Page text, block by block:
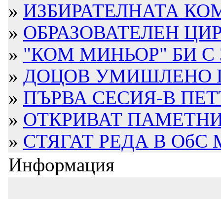
» ИЗБИРАТЕЛНАТА
» ОБРАЗОВАТЕЛЕН
» "КОМ МИНЬОР" БИ С
» ДОЦОВ УМИШЛЕНО
» ПЪРВА СЕСИЯ-В
» ОТКРИВАТ
» СТЯГАТ РЕДА В
Информация